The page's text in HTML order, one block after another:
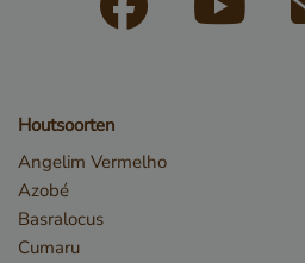
Houtsoorten
Angelim Vermelho
Azobé
Basralocus
Cumaru
Functioneel
strikt noodzakelijke cookies.
Naam